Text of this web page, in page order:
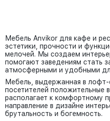
Мебель Anvikor для кафе и
эстетики, прочности и
мелочей. Мы создаем
помогают заведениям стать
атмосферными и удобными
Мебель, выдержанная в
посетителей положительные
располагает к комфортному
направление в дизайне
брутальность и богемность.